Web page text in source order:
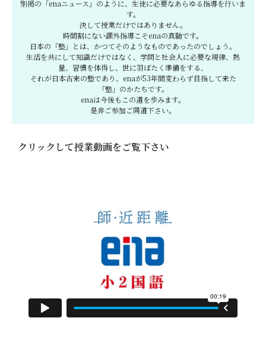
別掲の「enaニュース」のように、生徒に必要なあらゆる指導を行いま
す。
決して授業だけではありません。
時間割にない課外指導こそenaの真髄です。
日本の「塾」とは、かつてそのようなものであったのでしょう。
生活を共にして知識だけではなく、学問と社会人に必要な規律、熱
量、習慣を体得し、世に羽ばたく準備をする、
それが日本古来の塾であり、enaが53年間変わらず目指して来た
「塾」のかたちです。
enaは今後もこの道を歩みます。
是非ご参加ご同道下さい。
クリックして授業動画をご覧下さい